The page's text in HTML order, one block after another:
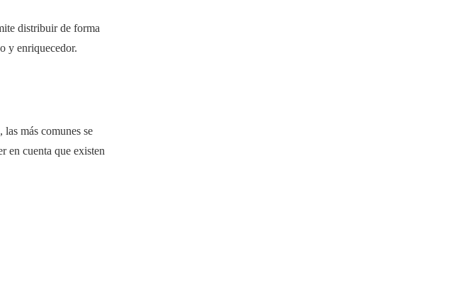
distribuir de forma
y enriquecedor.
más comunes se
en cuenta que existen